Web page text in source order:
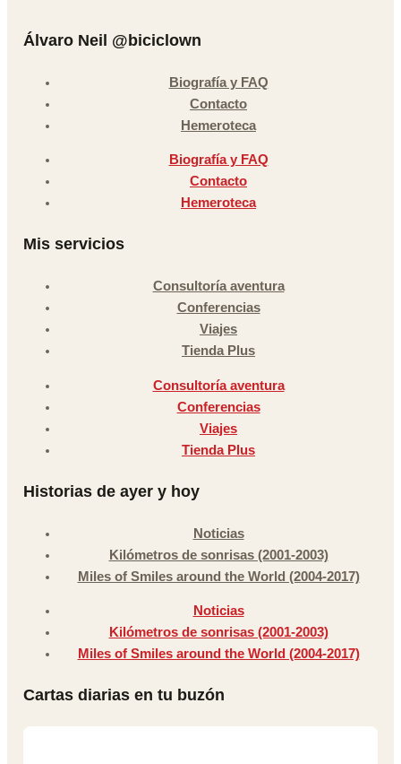
Álvaro Neil @biciclown
Biografía y FAQ
Contacto
Hemeroteca
Biografía y FAQ
Contacto
Hemeroteca
Mis servicios
Consultoría aventura
Conferencias
Viajes
Tienda Plus
Consultoría aventura
Conferencias
Viajes
Tienda Plus
Historias de ayer y hoy
Noticias
Kilómetros de sonrisas (2001-2003)
Miles of Smiles around the World (2004-2017)
Noticias
Kilómetros de sonrisas (2001-2003)
Miles of Smiles around the World (2004-2017)
Cartas diarias en tu buzón